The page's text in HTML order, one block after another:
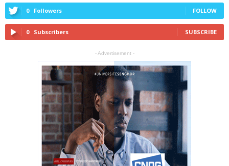
0 Followers FOLLOW
0 Subscribers SUBSCRIBE
- Advertisement -